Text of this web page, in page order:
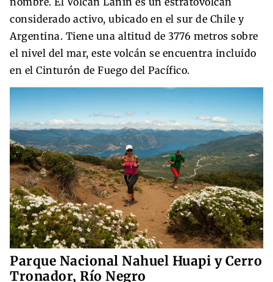
considerado activo, ubicado en el sur de Chile y
Argentina. Tiene una altitud de 3776 metros sobre
el nivel del mar, este volcán se encuentra incluido
en el Cinturón de Fuego del Pacífico.
Parque Nacional Nahuel Huapi y Cerro
Tronador, Río Negro